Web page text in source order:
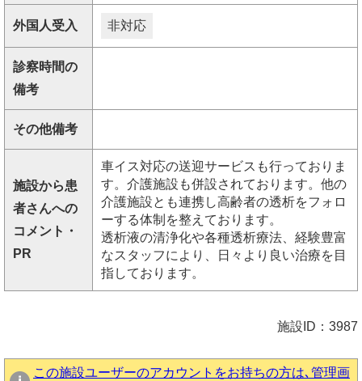
外国人受入 非対応
診察時間の
備考
その他備考
施設から患
者さんへの
コメント・
PR
車イス対応の送迎サービスも行っておりま
す。介護施設も併設されております。他の
介護施設とも連携し高齢者の透析をフォロ
ーする体制を整えております。
透析液の清浄化や各種透析療法、経験豊富
なスタッフにより、日々より良い治療を目
指しております。
施設ID：3987
この施設ユーザーのアカウントをお持ちの方は､管理画